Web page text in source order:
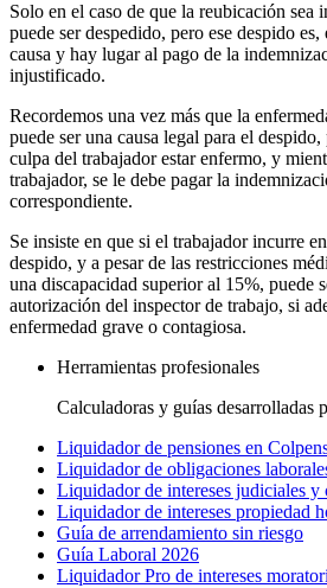
Solo en el caso de que la reubicación sea
puede ser despedido, pero ese despido
causa y hay lugar al pago de la
injustificado.
Recordemos una vez más que la
puede ser una causa legal para el
culpa del trabajador estar enfermo, y
trabajador, se le debe pagar la
correspondiente.
Se insiste en que si el trabajador incurre
despido, y a pesar de las restricciones
una discapacidad superior al 15%, puede
autorización del inspector de trabajo, si
enfermedad grave o contagiosa.
Herramientas profesionales
Calculadoras y guías desarrolladas
Liquidador de pensiones en
Liquidador de obligaciones
Liquidador de intereses judiciales y
Liquidador de intereses propiedad
Guía de arrendamiento sin riesgo
Guía Laboral 2026
Liquidador Pro de intereses